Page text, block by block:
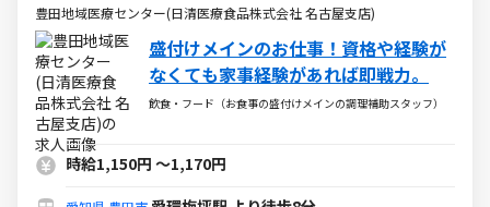
豊田地域医療センター(日清医療食品株式会社 名古屋支店)
盛付けメインのお仕事！資格や経験が
なくても家事経験があれば即戦力。
飲食・フード（お食事の盛付けメインの調理補助スタッフ）
時給1,150円 ～1,170円